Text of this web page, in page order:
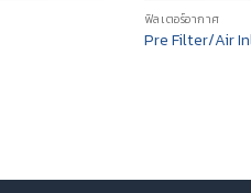
ฟิลเตอร์อากาศ
Pre Filter/Air